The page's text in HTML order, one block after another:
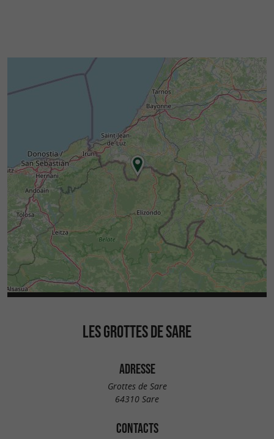
LES GROTTES DE SARE
ADRESSE
Grottes de Sare
64310 Sare
CONTACTS